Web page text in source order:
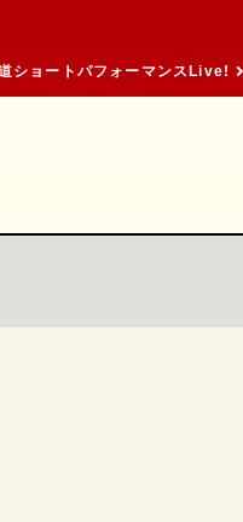
ショートパフォーマンスLive!